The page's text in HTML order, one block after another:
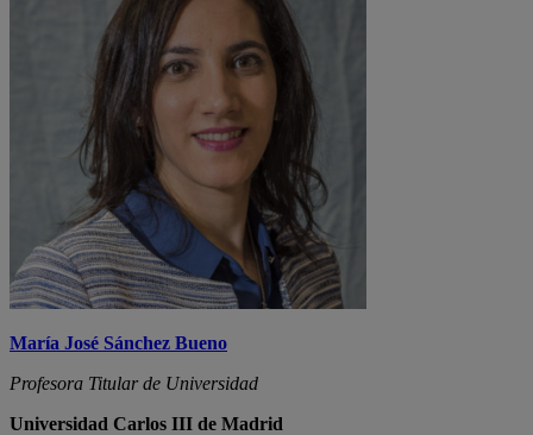
María José Sánchez Bueno
Profesora Titular de Universidad
Universidad Carlos III de Madrid